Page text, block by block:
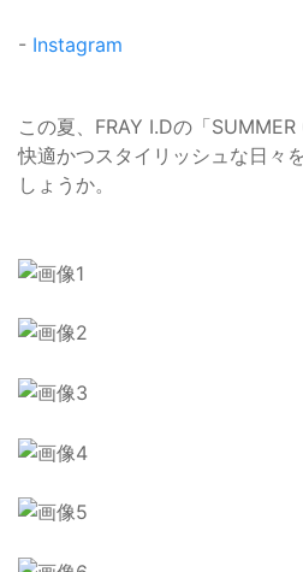
- Instagram
この夏、FRAY I.Dの「
快適かつスタイリッシュな日々
しょうか。